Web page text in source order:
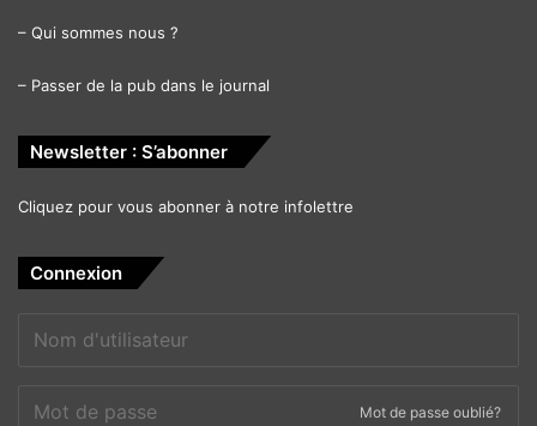
– Qui sommes nous ?
– Passer de la pub dans le journal
Newsletter : S’abonner
Cliquez pour vous abonner à notre infolettre
Connexion
Mot de passe oublié?